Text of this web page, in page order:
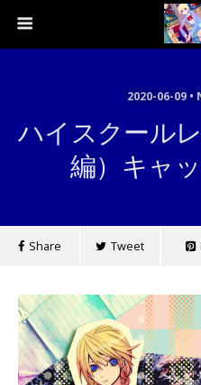
2020-06-09
ハイスクール
編）キャ
Share Tweet